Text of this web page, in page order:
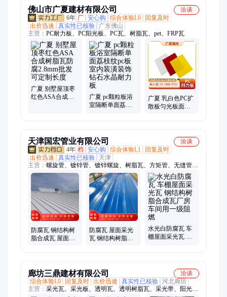
佛山市广夏建材有限公司
洽谈
6年 厂 安心购 综合体验L0
回复及时
出价迅速
真实性已核验
广东佛山
主营： PC耐力板、PC阳光板、PC瓦、树脂瓦、pet、FRP瓦
广夏 别墅屋顶枣
红色ASA合成树
广夏 pc颗粒板浴
室隔断单面荔枝
广夏 乳白色PC扩
散板匀光板面板
天津国宏管业有限公司
洽谈
4年 档 安心购 综合体验L1
回复及时
出价迅速
真实性已核验
天津
主营： 螺旋管、镀锌管、镀锌螺旋、树脂瓦、方矩管、无缝管、
套管、镀锌水泵管、Z型钢、烤蓝打包带、镀锌带钢、镀锌钢格
板、玻璃棉毡、钢轨、热镀锌卷、钢轨压板、锌铝镁天沟、马钢
彩涂卷、彩钢板、螺旋打井管、螺旋地桩、建筑预埋桩、河道钢
板桩、C型钢、楼承板、高压合金管
防腐瓦 钢结构树
脂合成瓦 屋面采
防腐瓦 屋面采光
瓦 钢结构树脂合
水光白防腐瓦 车
棚屋面采光瓦 钢
廊坊三鼎建材有限公司
洽谈
综合体验L0
回复及时 出价迅速 真实性已核验 河北廊坊
主营： 采光瓦、采光板、透明瓦、透明树脂瓦、采光带、阳光